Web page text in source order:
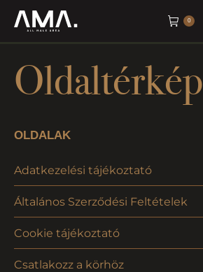
0
Oldaltérkép
OLDALAK
Adatkezelési tájékoztató
Általános Szerződési Feltételek
Cookie tájékoztató
Csatlakozz a körhöz